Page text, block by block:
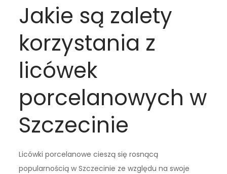
Jakie są zalety
korzystania z
licówek
porcelanowych w
Szczecinie
Licówki porcelanowe cieszą się rosnącą
popularnością w Szczecinie ze względu na swoje